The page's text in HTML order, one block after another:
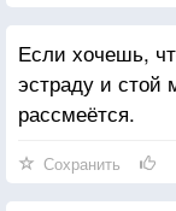
Если хочешь,
эстраду и стой
рассмеётся.
Сохранить